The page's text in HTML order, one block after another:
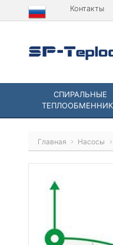
Контакты
СПИРАЛЬНЫЕ
Главная Насосы